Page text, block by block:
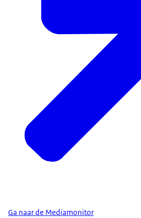
Ga naar de Mediamonitor